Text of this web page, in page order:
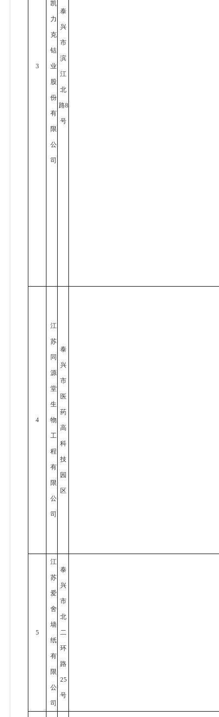
3
凯
力
克
钴
业
股
份
有
限
公
司
泰
兴
市
滨
江
北
路8
号
4
江
苏
同
源
堂
生
物
工
程
有
限
公
司
泰
兴
市
医
药
高
科
技
园
区
5
江
苏
爱
舍
墙
纸
有
限
公
司
泰
兴
市
北
二
环
路
25
号